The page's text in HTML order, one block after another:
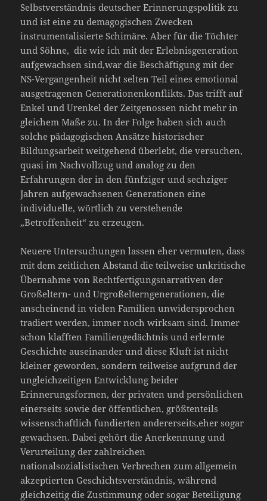
Selbstverständnis deutscher Erinnerungspolitik zu
und ist eine zu demagogischen Zwecken
instrumentalisierte Schimäre. Aber für die Töchter
und Söhne, die wie ich mit der Erlebnisgeneration
aufgewachsen sind,war die Beschäftigung mit der
NS-Vergangenheit nicht selten Teil eines emotional
ausgetragenen Generationenkonflikts. Das trifft auf
Enkel und Urenkel der Zeitgenossen nicht mehr in
gleichem Maße zu. In der Folge haben sich auch
solche pädagogischen Ansätze historischer
Bildungsarbeit weitgehend überlebt, die versuchen,
quasi im Nachvollzug und analog zu den
Erfahrungen der in den fünfziger und sechziger
Jahren aufgewachsenen Generationen eine
individuelle, wörtlich zu verstehende
„Betroffenheit“ zu erzeugen.
Neuere Untersuchungen lassen eher vermuten, dass
mit dem zeitlichen Abstand die teilweise unkritische
Übernahme von Rechtfertigungsnarrativen der
Großeltern- und Urgroßelterngenerationen, die
anscheinend in vielen Familien unwidersprochen
tradiert werden, immer noch wirksam sind. Immer
schon klafften Familiengedächtnis und erlernte
Geschichte auseinander und diese Kluft ist nicht
kleiner geworden, sondern teilweise aufgrund der
ungleichzeitigen Entwicklung beider
Erinnerungsformen, der privaten und persönlichen
einerseits sowie der öffentlichen, größtenteils
wissenschaftlich fundierten andererseits,eher sogar
gewachsen. Dabei gehört die Anerkennung und
Verurteilung der zahlreichen
nationalsozialistischen Verbrechen zum allgemein
akzeptierten Geschichtsverständnis, während
gleichzeitig die Zustimmung oder sogar Beteiligung